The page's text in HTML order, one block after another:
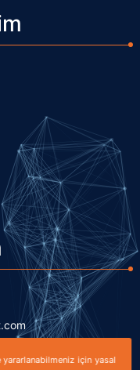
No: 7/2 (B Blok)
için yasal